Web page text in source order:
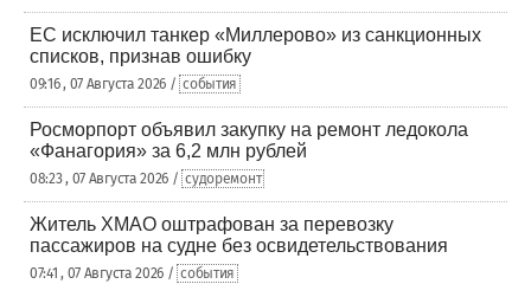
ЕС исключил танкер «Миллерово» из санкционных
списков, признав ошибку
09:16 , 07 Августа 2026 / события
Росморпорт объявил закупку на ремонт ледокола
«Фанагория» за 6,2 млн рублей
08:23 , 07 Августа 2026 / судоремонт
Житель ХМАО оштрафован за перевозку
пассажиров на судне без освидетельствования
07:41 , 07 Августа 2026 / события